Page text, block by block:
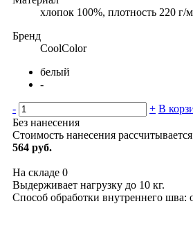
хлопок 100%, плотность 220 г/
Бренд
CoolColor
белый
-
- + В
Без нанесения
Стоимость нанесения
564 руб.
На складе 0
Выдерживает нагрузку до 10 кг.
Способ обработки внутреннего шва: